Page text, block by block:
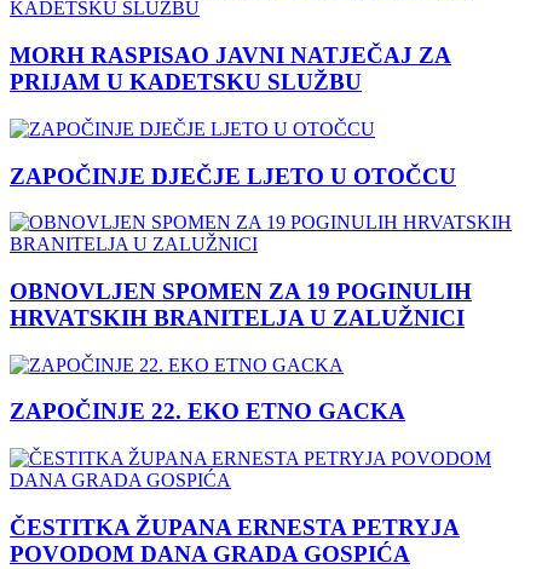
MORH RASPISAO JAVNI NATJEČAJ ZA
PRIJAM U KADETSKU SLUŽBU
ZAPOČINJE DJEČJE LJETO U OTOČCU
OBNOVLJEN SPOMEN ZA 19 POGINULIH
HRVATSKIH BRANITELJA U ZALUŽNICI
ZAPOČINJE 22. EKO ETNO GACKA
ČESTITKA ŽUPANA ERNESTA PETRYJA
POVODOM DANA GRADA GOSPIĆA